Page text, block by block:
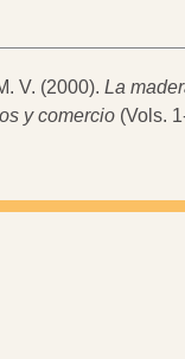
V. (2000). La
y comercio (Vols.